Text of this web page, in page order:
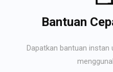
Bantuan
Dapatkan bantuan instan